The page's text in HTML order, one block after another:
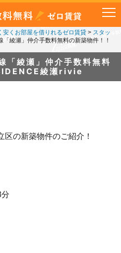
安くお部屋を借りれるゼロ賃貸> スタッ
「綾瀬」仲介手数料無料の新築物件！！
「綾瀬」仲介手数料無料
綾瀬rivie
の新築物件のご紹介！